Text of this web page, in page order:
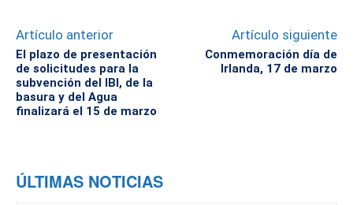
Artículo anterior
El plazo de presentación
de solicitudes para la
subvención del IBI, de la
basura y del Agua
finalizará el 15 de marzo
Artículo siguiente
Conmemoración día de
Irlanda, 17 de marzo
ÚLTIMAS NOTICIAS